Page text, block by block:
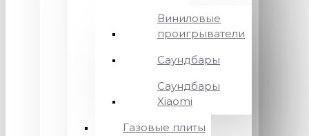
Виниловые
проигрыватели
Саундбары
Саундбары
Xiaomi
Газовые плиты